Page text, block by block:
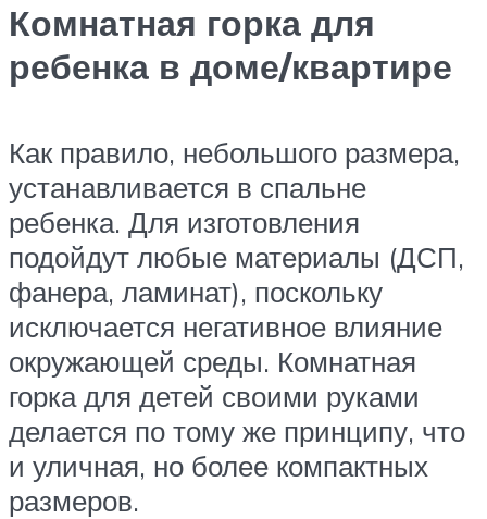
Комнатная горка для
ребенка в доме/квартире
Как правило, небольшого размера,
устанавливается в спальне
ребенка. Для изготовления
подойдут любые материалы (ДСП,
фанера, ламинат), поскольку
исключается негативное влияние
окружающей среды. Комнатная
горка для детей своими руками
делается по тому же принципу, что
и уличная, но более компактных
размеров.